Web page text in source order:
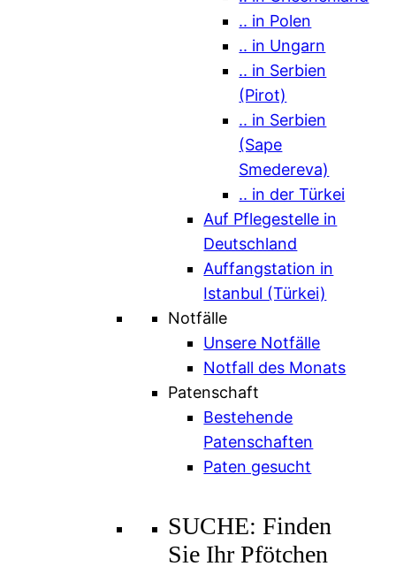
.. in Polen
.. in Ungarn
.. in Serbien
(Pirot)
.. in Serbien
(Sape
Smedereva)
.. in der Türkei
Auf Pflegestelle in
Deutschland
Auffangstation in
Istanbul (Türkei)
Notfälle
Unsere Notfälle
Notfall des Monats
Patenschaft
Bestehende
Patenschaften
Paten gesucht
SUCHE: Finden
Sie Ihr Pfötchen